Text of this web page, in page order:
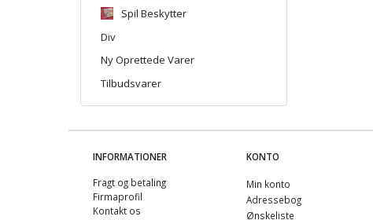
Spil Beskytter
Div
Ny Oprettede Varer
Tilbudsvarer
INFORMATIONER
Fragt og betaling
Firmaprofil
Kontakt os
KONTO
Min konto
Adressebog
Ønskeliste